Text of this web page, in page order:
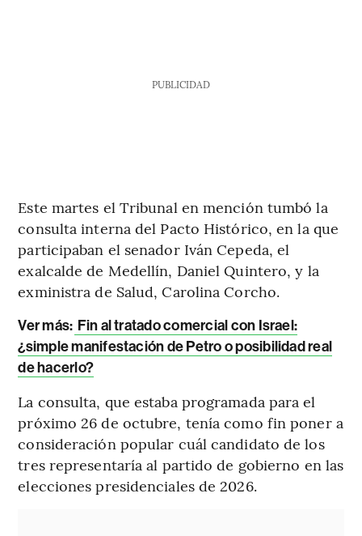
PUBLICIDAD
Este martes el Tribunal en mención tumbó la
consulta interna del Pacto Histórico, en la que
participaban el senador Iván Cepeda, el
exalcalde de Medellín, Daniel Quintero, y la
exministra de Salud, Carolina Corcho.
Ver más: Fin al tratado comercial con Israel:
¿simple manifestación de Petro o posibilidad real
de hacerlo?
La consulta, que estaba programada para el
próximo 26 de octubre, tenía como fin poner a
consideración popular cuál candidato de los
tres representaría al partido de gobierno en las
elecciones presidenciales de 2026.